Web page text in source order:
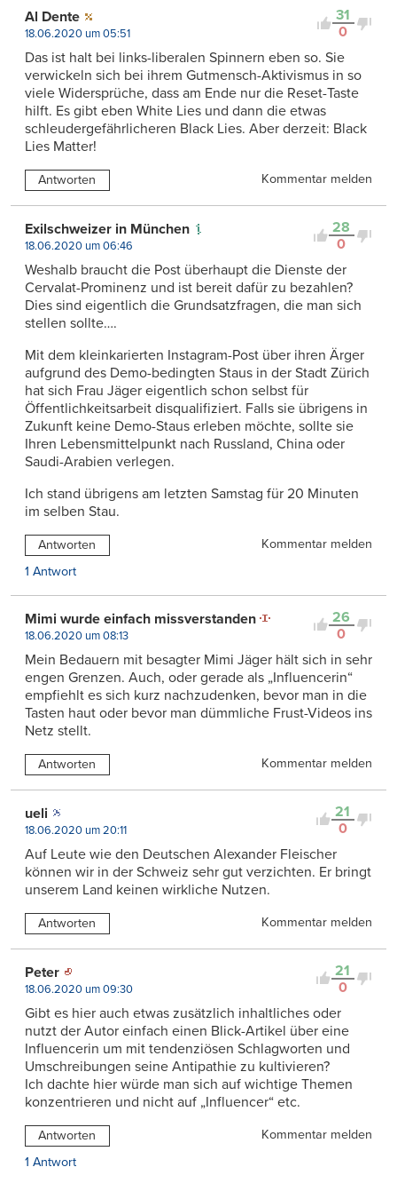
31
0
Al Dente
18.06.2020 um 05:51
Das ist halt bei links-liberalen Spinnern eben so. Sie
verwickeln sich bei ihrem Gutmensch-Aktivismus in so
viele Widersprüche, dass am Ende nur die Reset-Taste
hilft. Es gibt eben White Lies und dann die etwas
schleudergefährlicheren Black Lies. Aber derzeit: Black
Lies Matter!
Antworten Kommentar melden
28
0
Exilschweizer in München
18.06.2020 um 06:46
Weshalb braucht die Post überhaupt die Dienste der
Cervalat-Prominenz und ist bereit dafür zu bezahlen?
Dies sind eigentlich die Grundsatzfragen, die man sich
stellen sollte….
Mit dem kleinkarierten Instagram-Post über ihren Ärger
aufgrund des Demo-bedingten Staus in der Stadt Zürich
hat sich Frau Jäger eigentlich schon selbst für
Öffentlichkeitsarbeit disqualifiziert. Falls sie übrigens in
Zukunft keine Demo-Staus erleben möchte, sollte sie
Ihren Lebensmittelpunkt nach Russland, China oder
Saudi-Arabien verlegen.
Ich stand übrigens am letzten Samstag für 20 Minuten
im selben Stau.
Antworten
Kommentar melden
1 Antwort
26
0
Mimi wurde einfach missverstanden
18.06.2020 um 08:13
Mein Bedauern mit besagter Mimi Jäger hält sich in sehr
engen Grenzen. Auch, oder gerade als „Influencerin“
empfiehlt es sich kurz nachzudenken, bevor man in die
Tasten haut oder bevor man dümmliche Frust-Videos ins
Netz stellt.
Antworten Kommentar melden
21
0
ueli
18.06.2020 um 20:11
Auf Leute wie den Deutschen Alexander Fleischer
können wir in der Schweiz sehr gut verzichten. Er bringt
unserem Land keinen wirkliche Nutzen.
Antworten Kommentar melden
21
0
Peter
18.06.2020 um 09:30
Gibt es hier auch etwas zusätzlich inhaltliches oder
nutzt der Autor einfach einen Blick-Artikel über eine
Influencerin um mit tendenziösen Schlagworten und
Umschreibungen seine Antipathie zu kultivieren?
Ich dachte hier würde man sich auf wichtige Themen
konzentrieren und nicht auf „Influencer“ etc.
Antworten
Kommentar melden
1 Antwort